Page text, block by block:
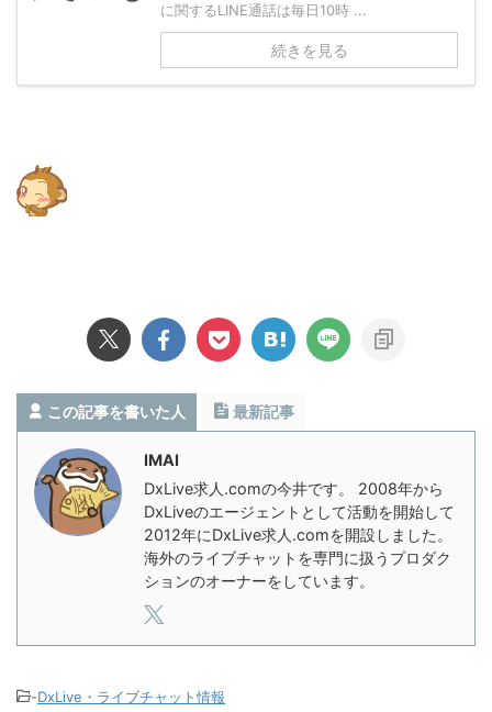
に関するLINE通話は毎日10時 ...
続きを見る
この記事を書いた人 最新記事
IMAI
DxLive求人.comの今井です。 2008年から
DxLiveのエージェントとして活動を開始して
2012年にDxLive求人.comを開設しました。
海外のライブチャットを専門に扱うプロダク
ションのオーナーをしています。
-DxLive・ライブチャット情報